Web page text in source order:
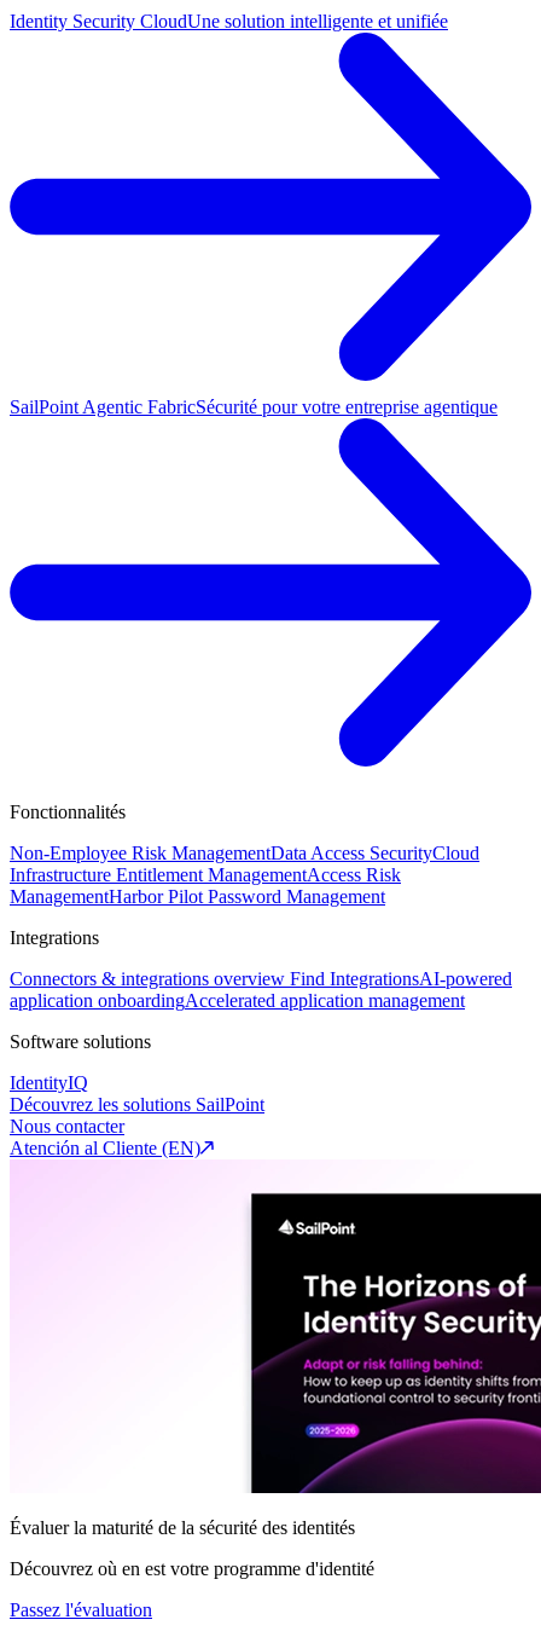
Identity Security CloudUne solution intelligente et unifiée
SailPoint Agentic FabricSécurité pour votre entreprise agentique
Fonctionnalités
Non-Employee Risk ManagementData Access SecurityCloud
Infrastructure Entitlement ManagementAccess Risk
ManagementHarbor Pilot Password Management
Integrations
Connectors & integrations overview Find IntegrationsAI-powered
application onboardingAccelerated application management
Software solutions
IdentityIQ
Découvrez les solutions SailPoint
Nous contacter
Atención al Cliente (EN)
Évaluer la maturité de la sécurité des identités
Découvrez où en est votre programme d'identité
Passez l'évaluation